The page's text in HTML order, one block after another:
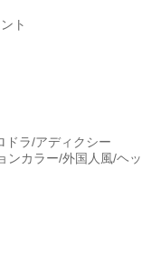
ト
ドラ/アディクシー
ンカラー/外国人風/ヘッ